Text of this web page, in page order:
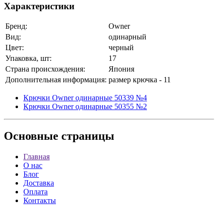
Характеристики
Бренд:
Owner
Вид:
одинарный
Цвет:
черный
Упаковка, шт:
17
Страна происхождения:
Япония
Дополнительная информация: размер крючка - 11
Крючки Owner одинарные 50339 №4
Крючки Owner одинарные 50355 №2
Основные страницы
Главная
О нас
Блог
Доставка
Оплата
Контакты